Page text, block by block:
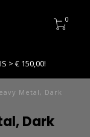
0
> € 150,00!
Metal, Dark
Dark